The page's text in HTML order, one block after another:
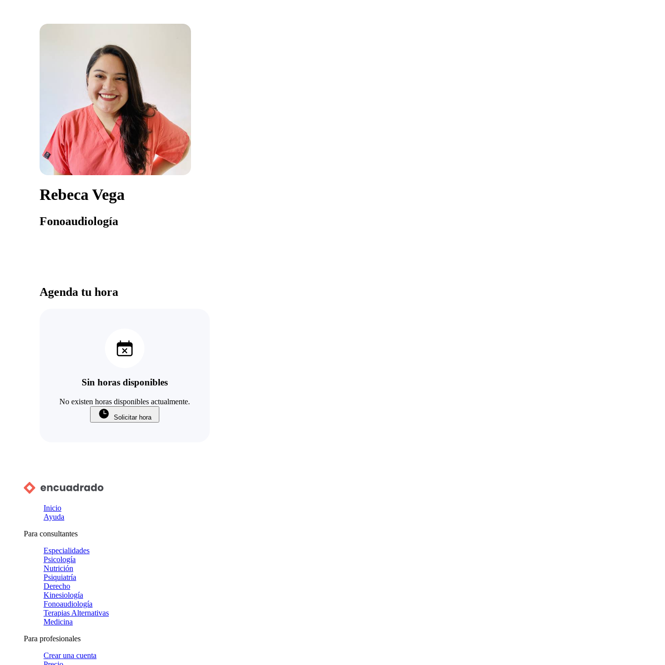
Rebeca Vega
Fonoaudiología
Agenda tu hora
Sin horas disponibles
No existen horas disponibles actualmente.
Solicitar hora
Inicio
Ayuda
Para consultantes
Especialidades
Psicología
Nutrición
Psiquiatría
Derecho
Kinesiología
Fonoaudiología
Terapias Alternativas
Medicina
Para profesionales
Crear una cuenta